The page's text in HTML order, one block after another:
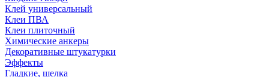
Клей универсальный
Клеи ПВА
Клеи плиточный
Химические анкеры
Декоративные штукатурки
Эффекты
Гладкие, шелка